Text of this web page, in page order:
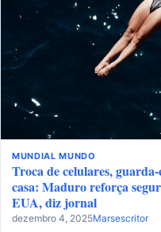
MUNDIAL MUNDO
Troca de celulares,
casa: Maduro reforça
EUA, diz jornal
dezembro 4, 2025Marsescritor